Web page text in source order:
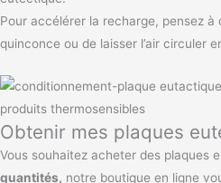
Pour accélérer la recharge, pensez à
quinconce ou de laisser l’air circuler
Obtenir mes plaques
Vous souhaitez acheter des plaques
quantités, notre boutique en ligne